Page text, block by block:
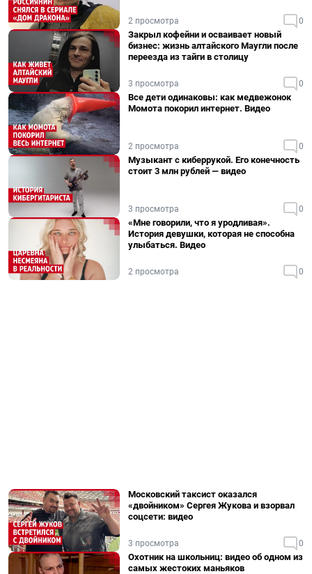
2 просмотра 0
Закрыл кофейни и осваивает новый
бизнес: жизнь алтайского Маугли после
переезда из тайги в столицу
3 просмотра 0
Все дети одинаковы: как медвежонок
Момота покорил интернет. Видео
2 просмотра 0
Музыкант с киберрукой. Его конечность
стоит 3 млн рублей — видео
3 просмотра 0
«Мне говорили, что я уродливая».
История девушки, которая не способна
улыбаться. Видео
2 просмотра 0
Московский таксист оказался
«двойником» Сергея Жукова и взорвал
соцсети: видео
3 просмотра 0
Охотник на школьниц: видео об одном из
самых жестоких маньяков